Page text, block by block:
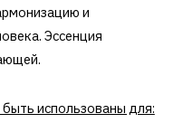
и
Эссенция
использованы для: